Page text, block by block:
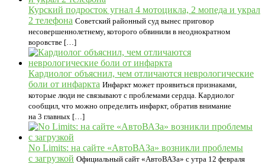
Курский подросток угнал 4 мотоцикла, 2 мопеда и украл
2 телефона Советский районный суд вынес приговор
несовершеннолетнему, которого обвинили в неоднократном
воровстве […]
Кардиолог объяснил, чем отличаются неврологические
боли от инфаркта Инфаркт может проявиться признаками,
которые люди не связывают с проблемами сердца. Кардиолог
сообщил, что можно определить инфаркт, обратив внимание
на 3 главных […]
No Limits: на сайте «АвтоВАЗа» возникли проблемы
с загрузкой Официальный сайт «АвтоВАЗа» с утра 12 февраля